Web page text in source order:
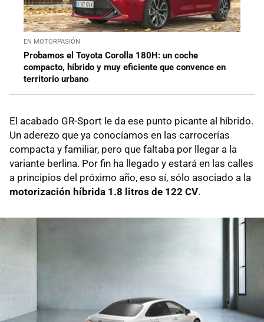
EN MOTORPASIÓN
Probamos el Toyota Corolla 180H: un coche
compacto, híbrido y muy eficiente que convence en
territorio urbano
El acabado GR-Sport le da ese punto picante al híbrido.
Un aderezo que ya conocíamos en las carrocerías
compacta y familiar, pero que faltaba por llegar a la
variante berlina. Por fin ha llegado y estará en las calles
a principios del próximo año, eso sí, sólo asociado a la
motorización híbrida 1.8 litros de 122 CV.